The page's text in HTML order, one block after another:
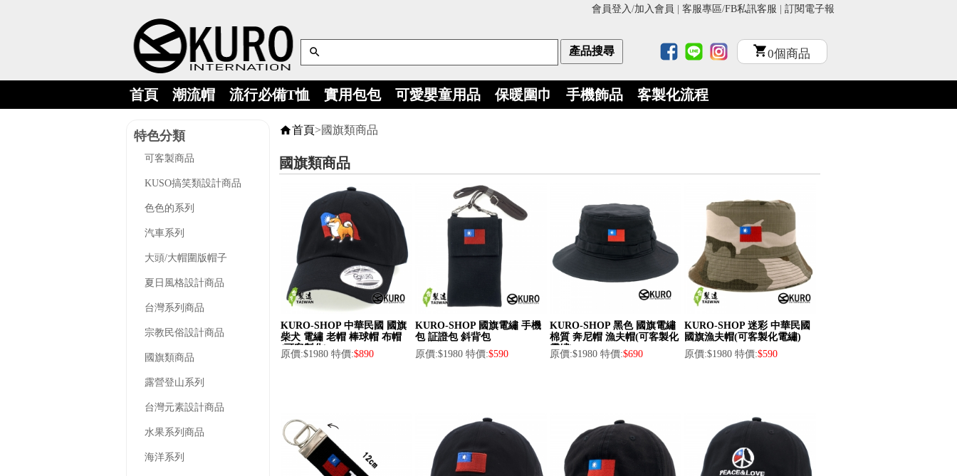
會員登入/加入會員 客服專區/FB私訊客服 訂閱電子報
0個商品
首頁 潮流帽 流行必備T恤 實用包包 可愛嬰童用品 保暖圍巾 手機飾品 客製化流程
特色分類
可客製商品
KUSO搞笑類設計商品
色色的系列
汽車系列
大頭/大帽圍版帽子
夏日風格設計商品
台灣系列商品
宗教民俗設計商品
國旗類商品
露營登山系列
台灣元素設計商品
水果系列商品
海洋系列
首頁>國旗類商品
國旗類商品
KURO-SHOP 中華民國 國旗
柴犬 電繡 老帽 棒球帽 布帽
(可客製化)
原價:$1980 特價:$890
KURO-SHOP 國旗電繡 手機
包 証證包 斜背包
原價:$1980 特價:$590
KURO-SHOP 黑色 國旗電繡
棉質 奔尼帽 漁夫帽(可客製化
電繡)
原價:$1980 特價:$690
KURO-SHOP 迷彩 中華民國
國旗漁夫帽(可客製化電繡)
原價:$1980 特價:$590